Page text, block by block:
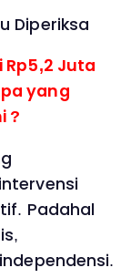
Diperiksa
Rp5,2 Juta
yang
?
Padahal